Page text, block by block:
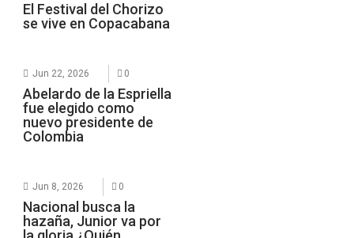
El Festival del Chorizo
se vive en Copacabana
Jun 22, 2026 0
Abelardo de la Espriella
fue elegido como
nuevo presidente de
Colombia
Jun 8, 2026 0
Nacional busca la
hazaña, Junior va por